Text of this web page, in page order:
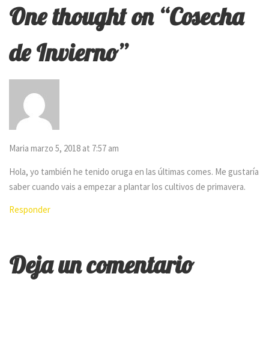
One thought on “Cosecha
de Invierno”
Maria marzo 5, 2018 at 7:57 am
Hola, yo también he tenido oruga en las últimas comes. Me gustaría
saber cuando vais a empezar a plantar los cultivos de primavera.
Responder
Deja un comentario